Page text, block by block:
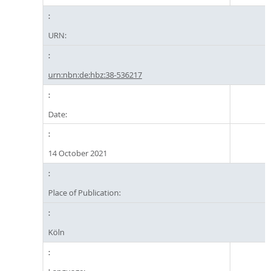
URN:
urn:nbn:de:hbz:38-536217
Date:
14 October 2021
Place of Publication:
Köln